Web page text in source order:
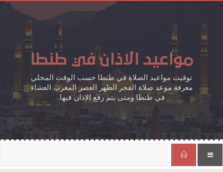
مواعيد الاذان في طنطا
توقيت مواعيد الصلاة في طنطا حسب الوقت المحلي
معرفة موعد صلاة الفجر الظهر العصر المغرب العشاء
في طنطا ومتى يتم رفع الاذان فيها.